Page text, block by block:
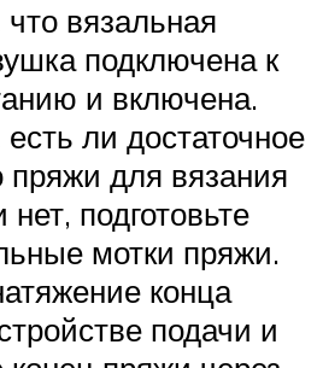
вязальная
подключена к
и включена.
ли достаточное
пряжи для вязания
подготовьте
мотки пряжи.
конца
подачи и